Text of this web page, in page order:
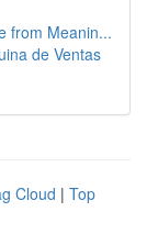
from Meanin...
de Ventas
Cloud | Top